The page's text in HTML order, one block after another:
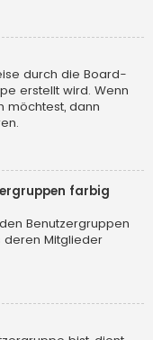
durch die Board-
erstellt wird. Wenn
möchtest, dann
farbig
Benutzergruppen
deren Mitglieder